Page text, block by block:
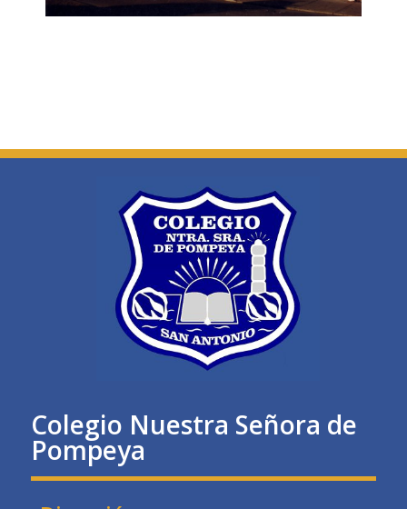
Colegio Nuestra Señora de
Pompeya